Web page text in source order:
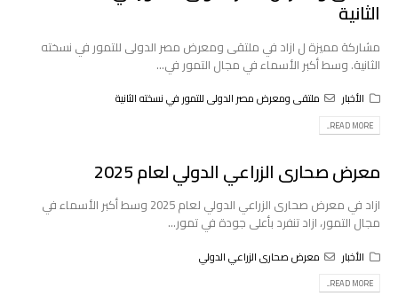
الثانية
مشاركة مميزة ل ازاد في ملتقى ومعرض مصر الدولى للتمور في نسخته
الثانية. وسط أكبر الأسماء في مجال التمور في...
الأخبار ملتقى ومعرض مصر الدولى للتمور في نسخته الثانية
READ MORE...
معرض صحارى الزراعي الدولي لعام 2025
ازاد في معرض صحارى الزراعي الدولي لعام 2025 وسط أكبر الأسماء في
مجال التمور، ازاد تنفرد بأعلى جودة في تمور...
الأخبار معرض صحارى الزراعي الدولي
READ MORE...